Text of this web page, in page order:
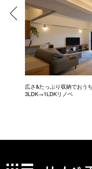
広さ&たっぷり収納でおう
3LDK→1LDKリノベ